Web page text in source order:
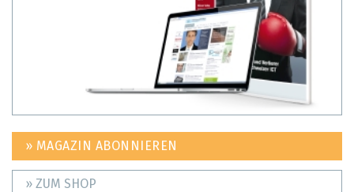
» MAGAZIN ABONNIEREN
» ZUM SHOP